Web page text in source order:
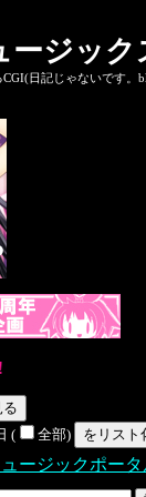
ージッ
日記じゃないです。
( 全部)
ュージックポー